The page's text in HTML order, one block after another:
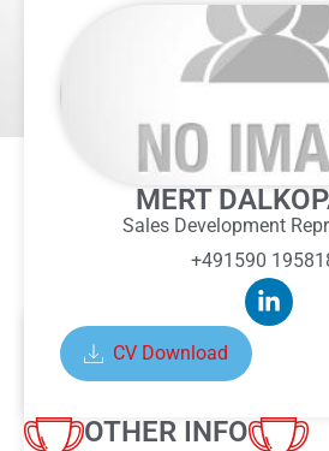
MERT
Sales Development
+491590
CV Download
OTHER INFO
ABOUT MERT